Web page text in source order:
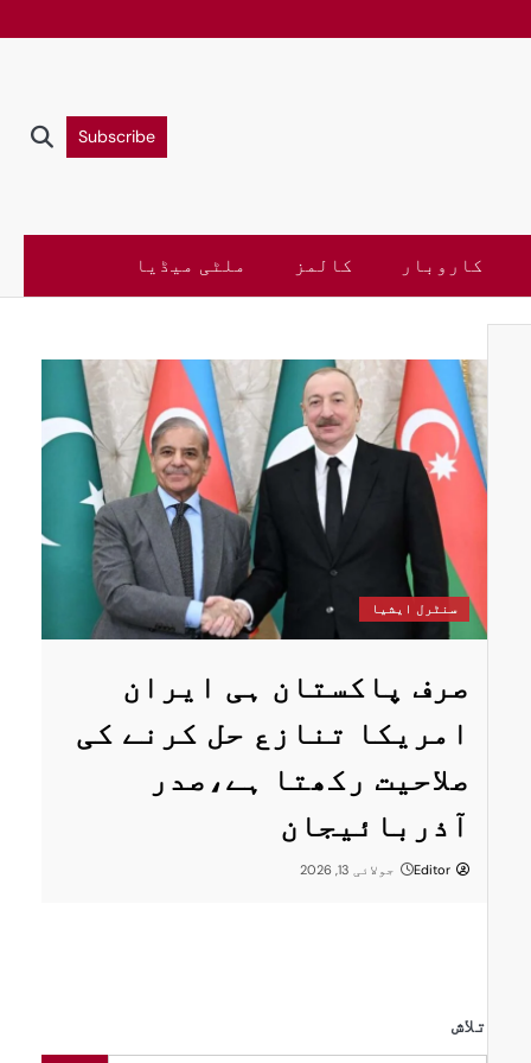
Subscribe
کاروبار کالمز ملٹی میڈیا
ہی ایران
حل کرنے کی
ہے،صدر
سنٹرل ایشیا
پاکستان اور
اقتصادی،
توانائی تعاون
رفتار دینے پر
تلاش